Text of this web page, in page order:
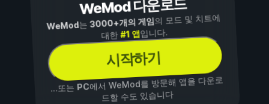
WeMod 다운로드
WeMod는3000+개의 게임의 모드 및 치트에
대한#1 앱입니다.
시작하기
...또는PC에서 WeMod를 방문해 앱을 다운로
드할 수도 있습니다